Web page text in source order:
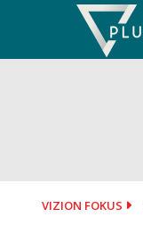
VIZION FOKUS